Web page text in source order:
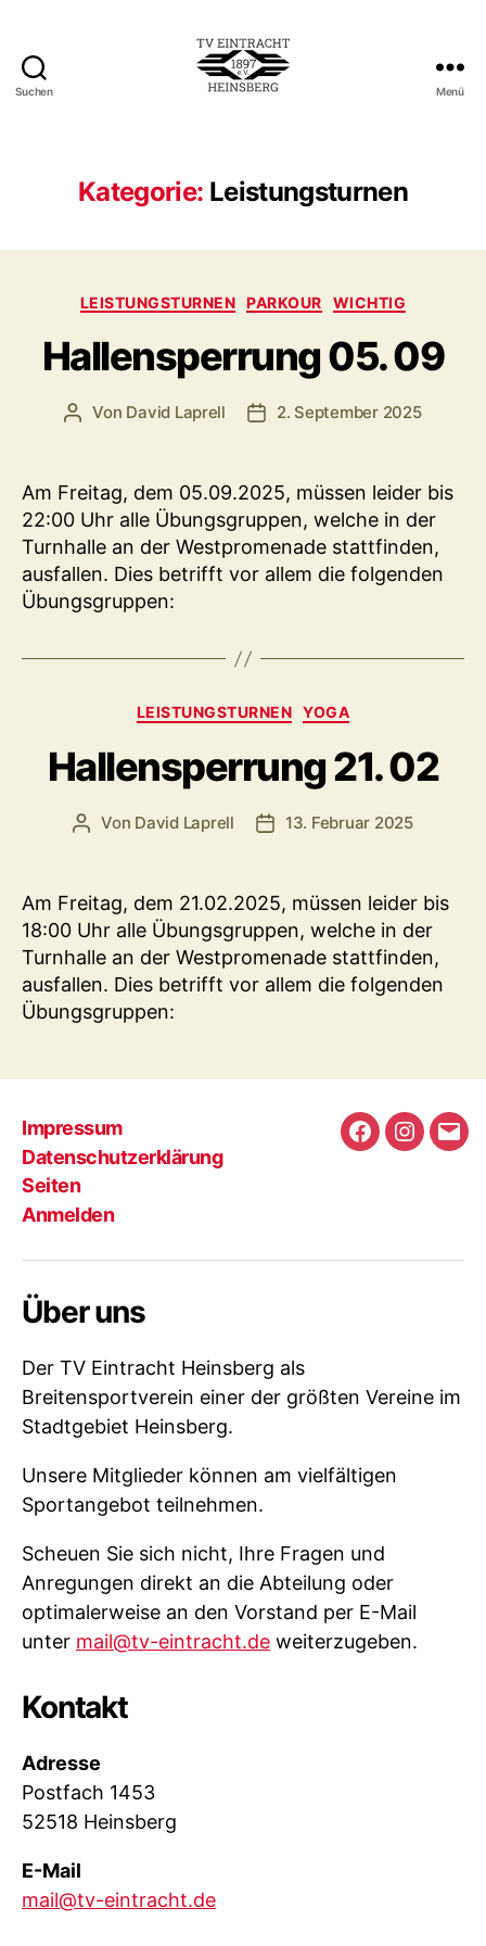
Suchen
e.V.
Heinsberg
Menü
Kategorie: Leistungsturnen
Kategorien
LEISTUNGSTURNEN PARKOUR WICHTIG
Hallensperrung 05. 09
Beitragsautor
Von David Laprell Veröffentlichungsdatum
2. September 2025
Am Freitag, dem 05.09.2025, müssen leider bis
22:00 Uhr alle Übungsgruppen, welche in der
Turnhalle an der Westpromenade stattfinden,
ausfallen. Dies betrifft vor allem die folgenden
Übungsgruppen:
Kategorien
LEISTUNGSTURNEN YOGA
Hallensperrung 21. 02
Beitragsautor
Von David Laprell Veröffentlichungsdatum
13. Februar 2025
Am Freitag, dem 21.02.2025, müssen leider bis
18:00 Uhr alle Übungsgruppen, welche in der
Turnhalle an der Westpromenade stattfinden,
ausfallen. Dies betrifft vor allem die folgenden
Übungsgruppen:
Impressum
Datenschutzerklärung
Seiten
Anmelden
FacebookE-
Über uns
Der TV Eintracht Heinsberg als
Breitensportverein einer der größten Vereine im
Stadtgebiet Heinsberg.
Unsere Mitglieder können am vielfältigen
Sportangebot teilnehmen.
Scheuen Sie sich nicht, Ihre Fragen und
Anregungen direkt an die Abteilung oder
optimalerweise an den Vorstand per E-Mail
unter mail@tv-eintracht.de weiterzugeben.
Kontakt
Adresse
Postfach 1453
52518 Heinsberg
E-Mail
mail@tv-eintracht.de